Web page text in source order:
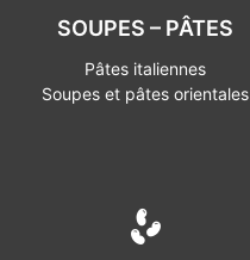
SOUPES – PÂTES
Pâtes italiennes
Soupes et pâtes orientales